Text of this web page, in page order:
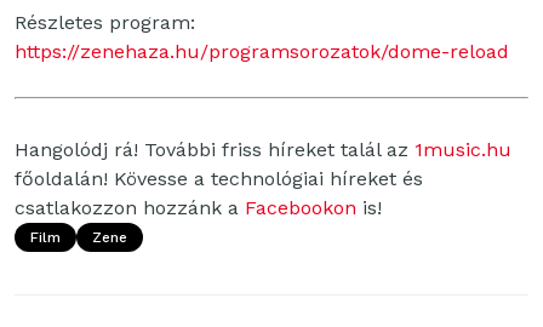
Részletes program:
https://zenehaza.hu/programsorozatok/dome-reload
Hangolódj rá! További friss híreket talál az 1music.hu
főoldalán! Kövesse a technológiai híreket és
csatlakozzon hozzánk a Facebookon is!
Film Zene